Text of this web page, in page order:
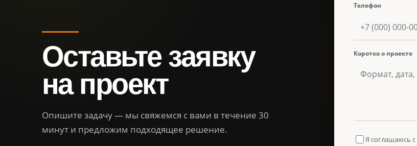
Оставьте заявку
на проект
Опишите задачу — мы свяжемся с вами в течение 30
минут и предложим подходящее решение.
Телефон
Коротко о проекте
Я соглашаюсь с